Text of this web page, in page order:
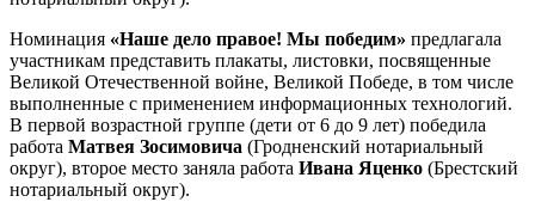
Номинация «Наше дело правое! Мы победим» предлагала
участникам представить плакаты, листовки, посвященные
Великой Отечественной войне, Великой Победе, в том числе
выполненные с применением информационных технологий.
В первой возрастной группе (дети от 6 до 9 лет) победила
работа Матвея Зосимовича (Гродненский нотариальный
округ), второе место заняла работа Ивана Яценко (Брестский
нотариальный округ).